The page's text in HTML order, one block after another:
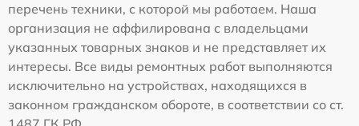
перечень техники, с которой мы работаем. Наша
организация не аффилирована с владельцами
указанных товарных знаков и не представляет их
интересы. Все виды ремонтных работ выполняются
исключительно на устройствах, находящихся в
законном гражданском обороте, в соответствии со ст.